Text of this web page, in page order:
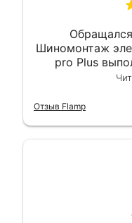
Шиномонтаж
pro Plus
Отзыв Flamp